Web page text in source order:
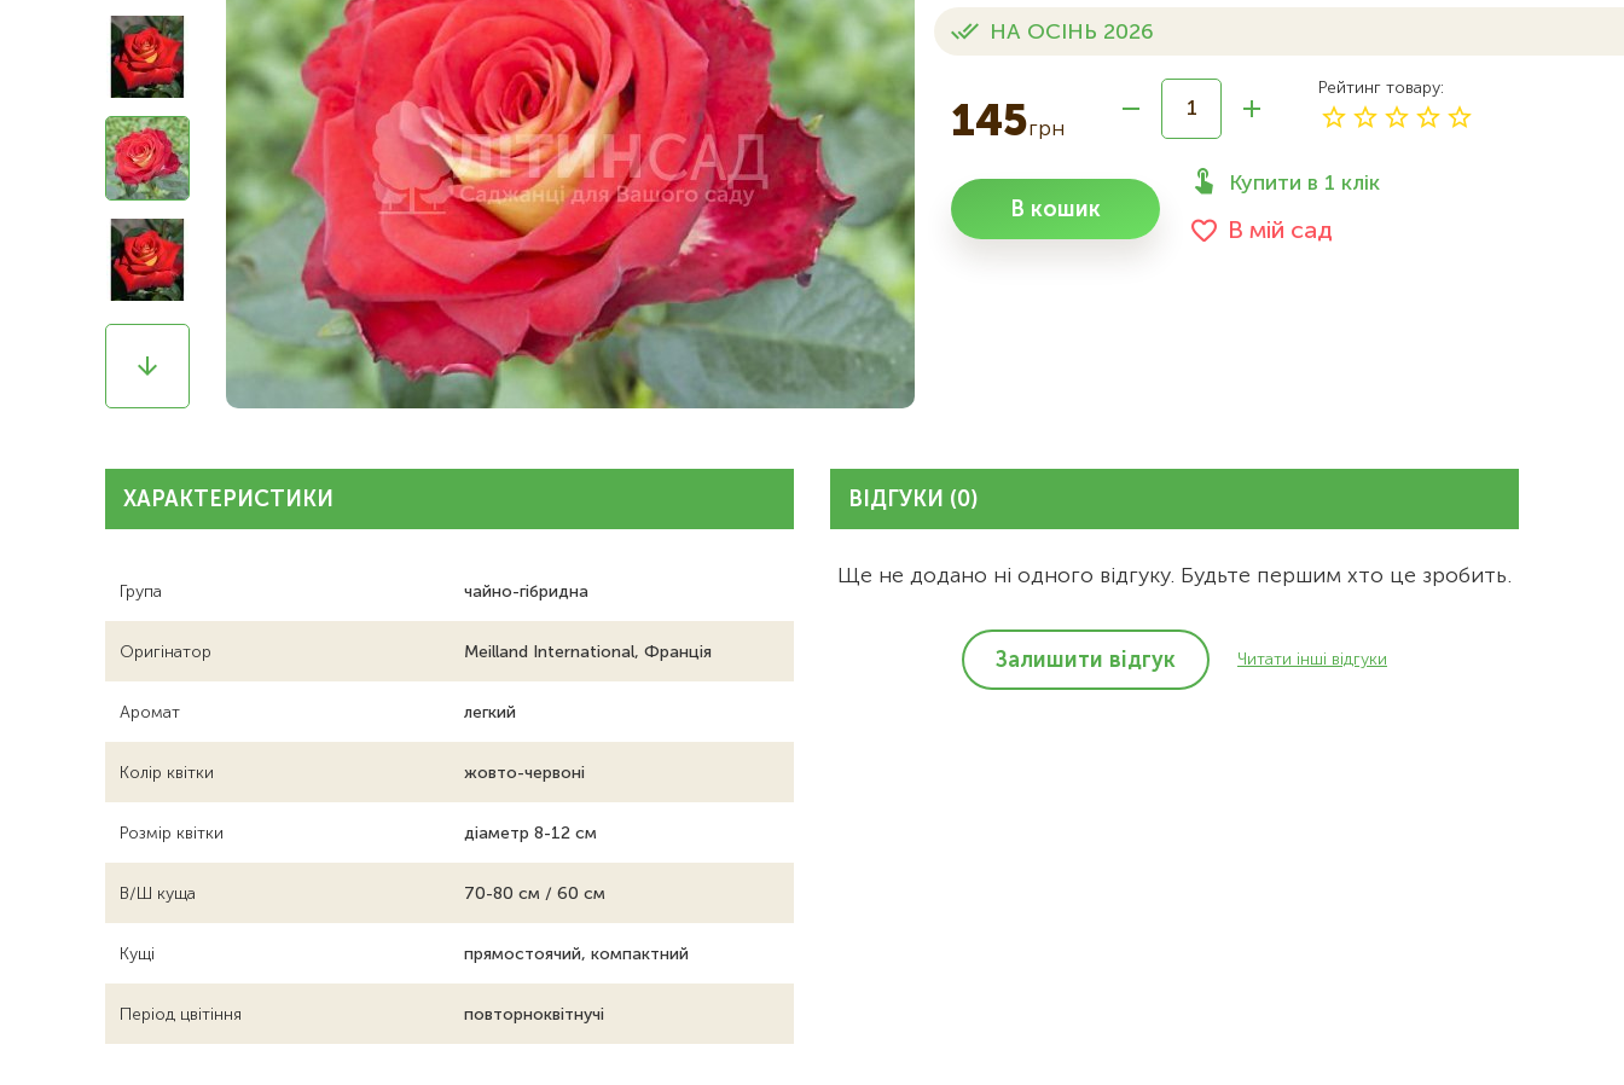
НА ОСІНЬ 2026
145грн
Рейтинг товару
В кошик
Купити в 1 клік
В мій сад
ХАРАКТЕРИСТИКИ
Група чайно-гібридна
Оригінатор Meilland International, Франція
Аромат легкий
Колір квітки жовто-червоні
Розмір квітки діаметр 8-12 см
В/Ш куща 70-80 см / 60 см
Кущі прямостоячий, компактний
Період цвітіння повторноквітнучі
ВІДГУКИ (0)
Ще не додано ні одного відгуку. Будьте першим хто це зробить.
Залишити відгук Читати інші відгуки